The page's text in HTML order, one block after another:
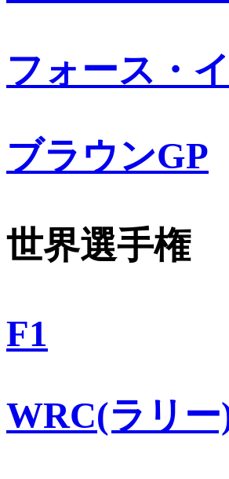
フォース・
ブラウンGP
世界選手権
F1
WRC(ラリー